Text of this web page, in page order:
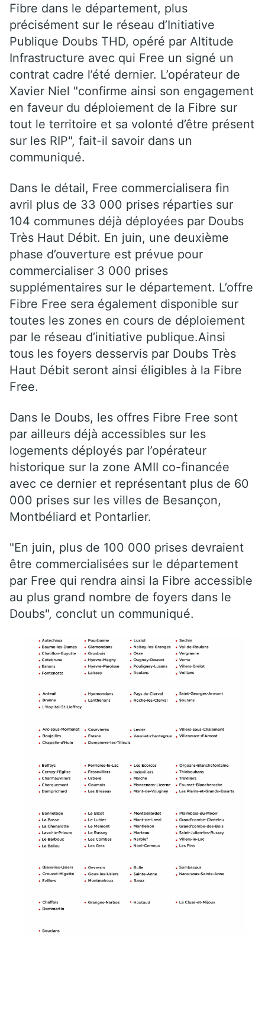
Fibre dans le département, plus
précisément sur le réseau d’Initiative
Publique Doubs THD, opéré par Altitude
Infrastructure avec qui Free un signé un
contrat cadre l’été dernier. L’opérateur de
Xavier Niel "confirme ainsi son engagement
en faveur du déploiement de la Fibre sur
tout le territoire et sa volonté d’être présent
sur les RIP", fait-il savoir dans un
communiqué.
Dans le détail, Free commercialisera fin
avril plus de 33 000 prises réparties sur
104 communes déjà déployées par Doubs
Très Haut Débit. En juin, une deuxième
phase d’ouverture est prévue pour
commercialiser 3 000 prises
supplémentaires sur le département. L’offre
Fibre Free sera également disponible sur
toutes les zones en cours de déploiement
par le réseau d’initiative publique.Ainsi
tous les foyers desservis par Doubs Très
Haut Débit seront ainsi éligibles à la Fibre
Free.
Dans le Doubs, les offres Fibre Free sont
par ailleurs déjà accessibles sur les
logements déployés par l’opérateur
historique sur la zone AMII co-financée
avec ce dernier et représentant plus de 60
000 prises sur les villes de Besançon,
Montbéliard et Pontarlier.
"En juin, plus de 100 000 prises devraient
être commercialisées sur le département
par Free qui rendra ainsi la Fibre accessible
au plus grand nombre de foyers dans le
Doubs", conclut un communiqué.